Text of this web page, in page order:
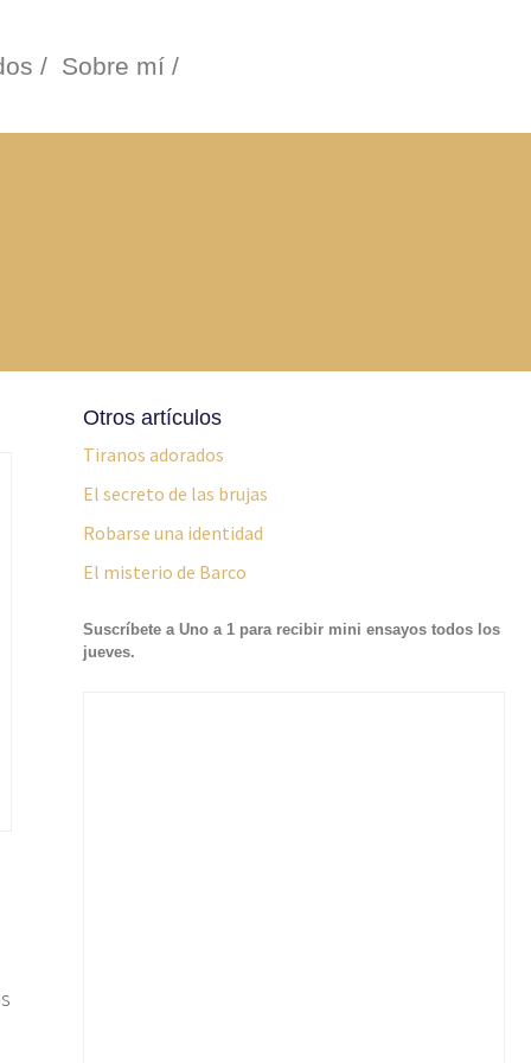
/ Sobre mí /
Otros artículos
Tiranos adorados
El secreto de las brujas
Robarse una identidad
El misterio de Barco
Suscríbete a Uno a 1 para recibir mini ensayos todos los
jueves.